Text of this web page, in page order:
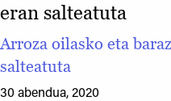
eran salteatuta
Arroza oilasko eta
salteatuta
30 abendua, 2020